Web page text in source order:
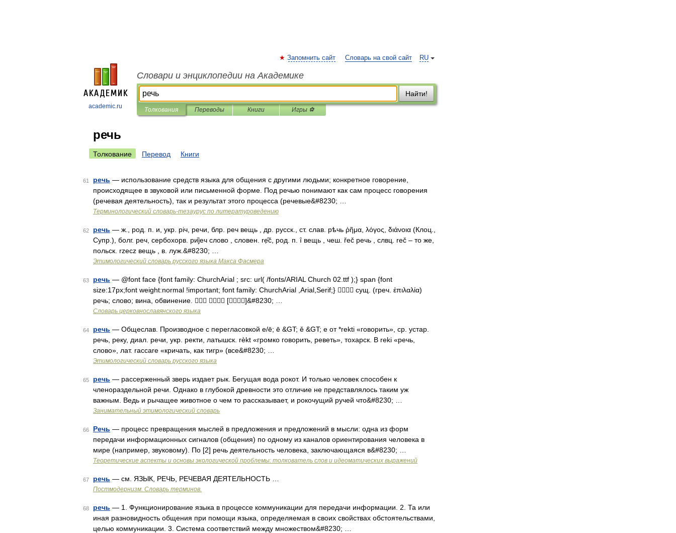
academic.ru
RU
Запомнить сайт Словарь на свой сайт
Словари и энциклопедии на Академике
Найти!
Толкования Переводы Книги Игры ⚽
речь
Толкование Перевод Книги
61 речь — использование средств языка для общения с другими людьми; конкретное говорение,
происходящее в звуковой или письменной форме. Под речью понимают как сам процесс говорения
(речевая деятельность), так и результат этого процесса (речевые&#8230; …
Терминологический словарь-тезаурус по литературоведению
62 речь — ж., род. п. и, укр. рiч, речи, блр. реч вещь , др. русск., ст. слав. рѣчь ῥῆμα, λόγος, διάνοια (Клоц.,
Супр.), болг. реч, сербохорв. ри̏jеч слово , словен. rе̣̑č, род. п. ȋ вещь , чеш. řеč речь , слвц. rеč – то же,
польск. rzесz вещь , в. луж.&#8230; …
Этимологический словарь русского языка Макса Фасмера
63 речь — @font face {font family: ChurchArial ; src: url( /fonts/ARIAL Church 02.ttf );} span {font
size:17px;font weight:normal !important; font family: ChurchArial ,Arial,Serif;}  сущ. (греч. ἐπιλαλία)
речь; слово; вина, обвинение.   []&#8230; …
Словарь церковнославянского языка
64 речь — Общеслав. Производное с перегласовкой e/ē; ē &GT; ě &GT; e от *rekti «говорить», ср. устар.
речь, реку, диал. речи, укр. ректи, латышск. rèkt «громко говорить, реветь», тохарск. B reki «речь,
слово», лат. raccare «кричать, как тигр» (все&#8230; …
Этимологический словарь русского языка
65 речь — рассерженный зверь издает рык. Бегущая вода рокот. И только человек способен к
членораздельной речи. Однако в глубокой древности это отличие не представлялось таким уж
важным. Ведь и рычащее животное о чем то рассказывает, и рокочущий ручей что&#8230; …
Занимательный этимологический словарь
66 Речь — процесс превращения мыслей в предложения и предложений в мысли: одна из форм
передачи информационных сигналов (общения) по одному из каналов ориентирования человека в
мире (например, звуковому). По [2] речь деятельность человека, заключающаяся в&#8230; …
Теоретические аспекты и основы экологической проблемы: толкователь слов и идеоматических выражений
67 речь — см. ЯЗЫК, РЕЧЬ, РЕЧЕВАЯ ДЕЯТЕЛЬНОСТЬ …
Постмодернизм. Словарь терминов.
68 речь — 1. Функционирование языка в процессе коммуникации для передачи информации. 2. Та или
иная разновидность общения при помощи языка, определяемая в своих свойствах обстоятельствами,
целью коммуникации. 3. Система соответствий между множеством&#8230; …